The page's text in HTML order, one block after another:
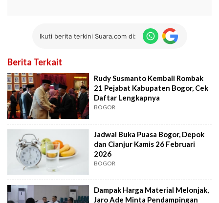
Ikuti berita terkini Suara.com di:
Berita Terkait
Rudy Susmanto Kembali Rombak
21 Pejabat Kabupaten Bogor, Cek
Daftar Lengkapnya
BOGOR
Jadwal Buka Puasa Bogor, Depok
dan Cianjur Kamis 26 Februari
2026
BOGOR
Dampak Harga Material Melonjak,
Jaro Ade Minta Pendampingan